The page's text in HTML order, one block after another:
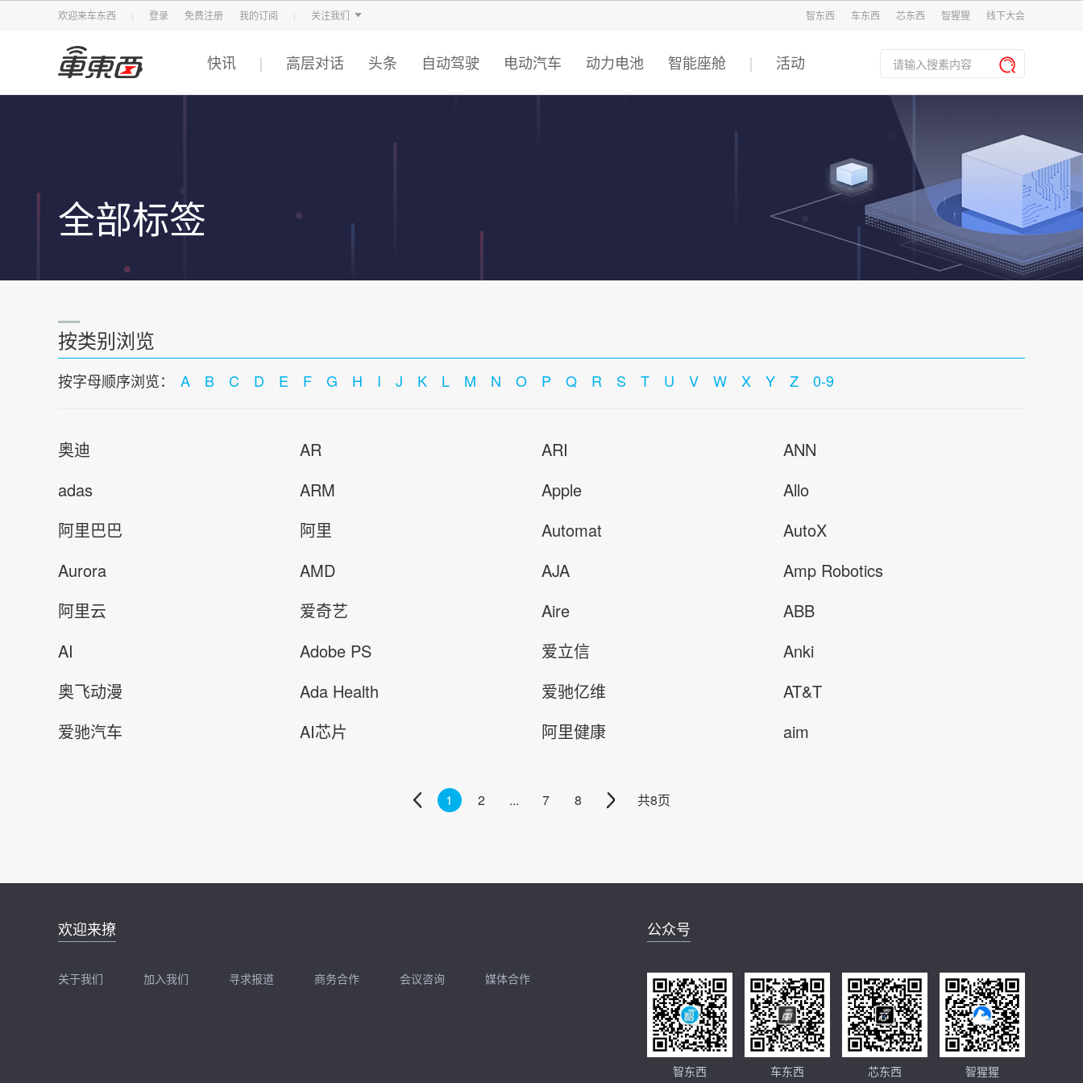
欢迎来车东西 登录 免费注册 我的订阅 关注我们
智东西 车东西 芯东西 智猩猩
智东西 车东西 芯东西 智猩猩 线下大会
快讯 高层对话 头条 自动驾驶 电动汽车 动力电池 智能座舱 活动
全部标签
按类别浏览
按字母顺序浏览： A B C D E F G H I J K L M N O P Q R S T U V W X Y Z 0-9
奥迪 AR ARI
ANN
adas
ARM Apple
Allo
阿里巴巴
阿里 Automat
AutoX
Aurora
AMD AJA
Amp Robotics
阿里云
爱奇艺 Aire
ABB
AI
Adobe PS 爱立信
Anki
奥飞动漫
Ada Health 爱驰亿维
AT&T
爱驰汽车
AI芯片 阿里健康 aim
1 2 ... 7 8 共8页
欢迎来撩
关于我们 加入我们
扫码加我直接扔简历
寻求报道 商务合作
扫码加我直接开聊
会议咨询 媒体合作
扫码加我直接开聊
公众号
智东西 车东西 芯东西 智猩猩